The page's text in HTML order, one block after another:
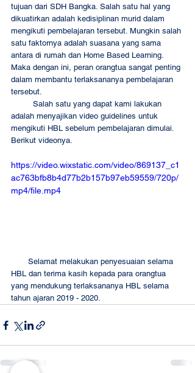
tujuan dari SDH Bangka. Salah satu hal yang
dikuatirkan adalah kedisiplinan murid dalam
mengikuti pembelajaran tersebut. Mungkin salah
satu faktornya adalah suasana yang sama
antara di rumah dan Home Based Learning.
Maka dengan ini, peran orangtua sangat penting
dalam membantu terlaksananya pembelajaran
tersebut.
adalah menyajikan video guidelines untuk
mengikuti HBL sebelum pembelajaran dimulai.
Berikut videonya.
https://video.wixstatic.com/video/869137_c1
ac763bfb8b4d77b2b157b97eb59559/720p/
mp4/file.mp4
HBL dan terima kasih kepada para orangtua
yang mendukung terlaksananya HBL selama
tahun ajaran 2019 - 2020.